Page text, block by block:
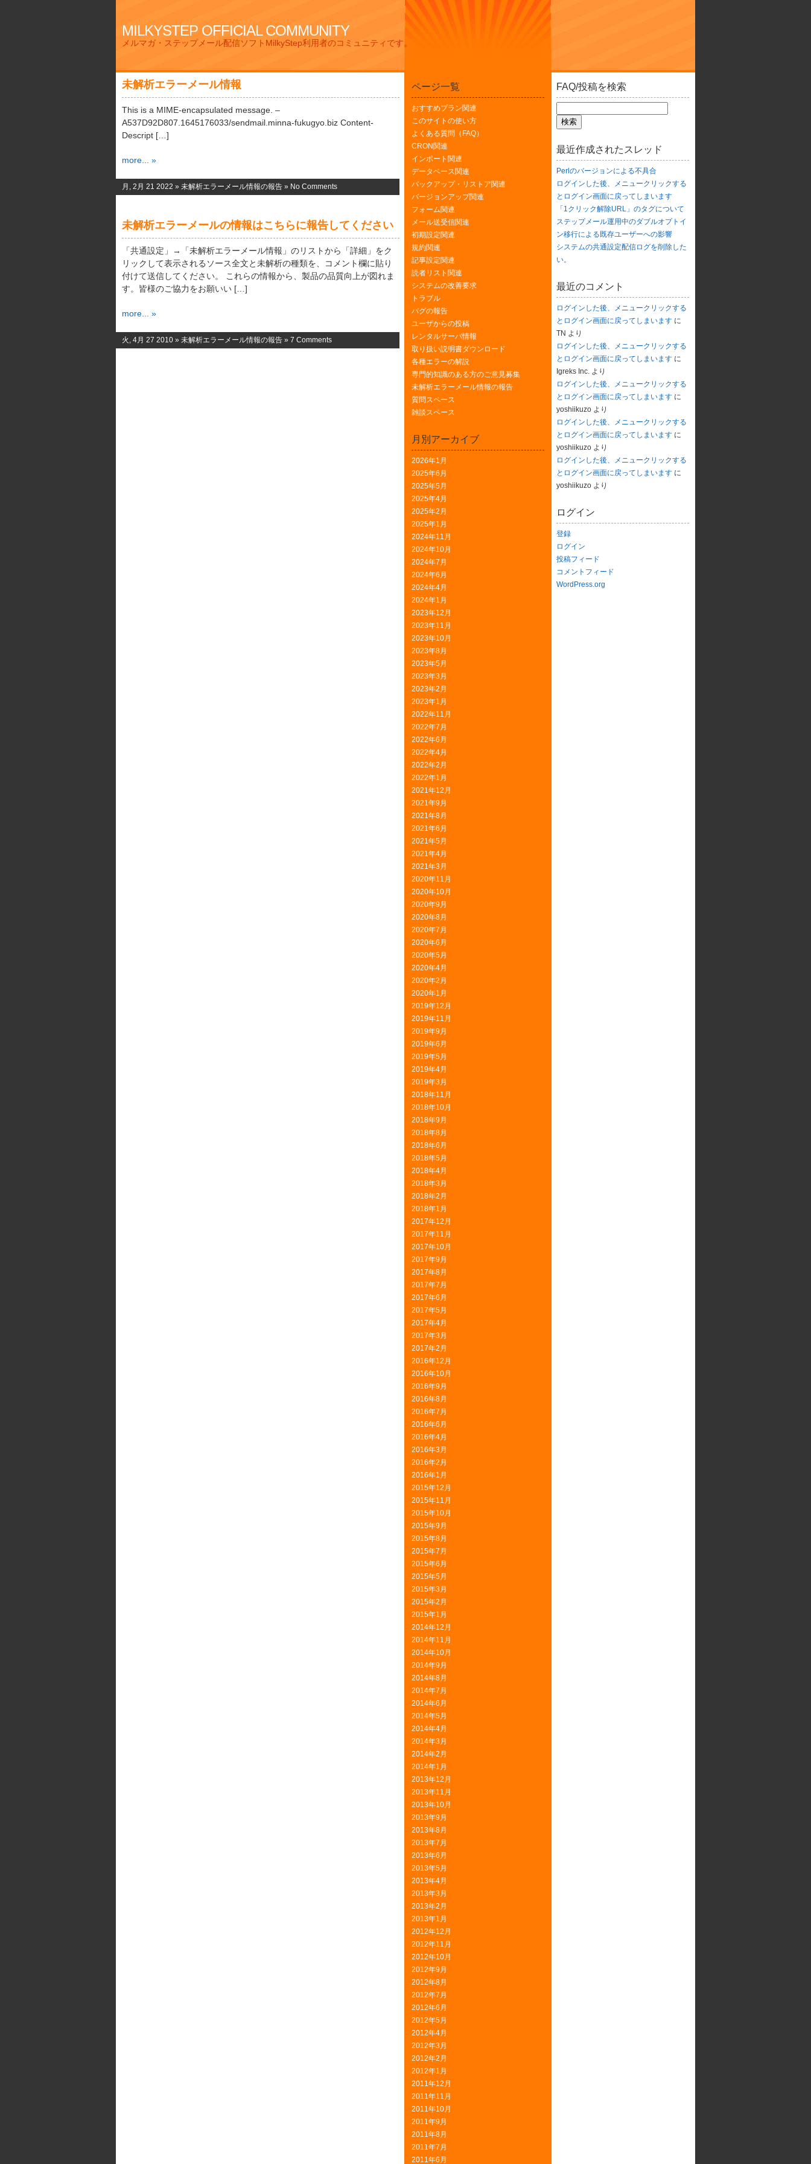
MILKYSTEP OFFICIAL COMMUNITY
メルマガ・ステップメール配信ソフトMilkyStep利用者のコミュニティです。
未解析エラーメール情報
This is a MIME-encapsulated message. –
A537D92D807.1645176033/sendmail.minna-fukugyo.biz Content-
Descript […]
more... »
月, 2月 21 2022 » 未解析エラーメール情報の報告 » No Comments
未解析エラーメールの情報はこちらに報告してください
「共通設定」→「未解析エラーメール情報」のリストから「詳細」をク
リックして表示されるソース全文と未解析の種類を、コメント欄に貼り
付けて送信してください。 これらの情報から、製品の品質向上が図れま
す。皆様のご協力をお願いい […]
more... »
火, 4月 27 2010 » 未解析エラーメール情報の報告 » 7 Comments
ページ一覧
おすすめプラン関連
このサイトの使い方
よくある質問（FAQ）
CRON関連
インポート関連
データベース関連
バックアップ・リストア関連
バージョンアップ関連
フォーム関連
メール送受信関連
初期設定関連
規約関連
記事設定関連
読者リスト関連
システムの改善要求
トラブル
バグの報告
ユーザからの投稿
レンタルサーバ情報
取り扱い説明書ダウンロード
各種エラーの解説
専門的知識のある方のご意見募集
未解析エラーメール情報の報告
質問スペース
雑談スペース
月別アーカイブ
2026年1月
2025年6月
2025年5月
2025年4月
2025年2月
2025年1月
2024年11月
2024年10月
2024年7月
2024年6月
2024年4月
2024年1月
2023年12月
2023年11月
2023年10月
2023年8月
2023年5月
2023年3月
2023年2月
2023年1月
2022年11月
2022年7月
2022年6月
2022年4月
2022年2月
2022年1月
2021年12月
2021年9月
2021年8月
2021年6月
2021年5月
2021年4月
2021年3月
2020年11月
2020年10月
2020年9月
2020年8月
2020年7月
2020年6月
2020年5月
2020年4月
2020年2月
2020年1月
2019年12月
2019年11月
2019年9月
2019年6月
2019年5月
2019年4月
2019年3月
2018年11月
2018年10月
2018年9月
2018年8月
2018年6月
2018年5月
2018年4月
2018年3月
2018年2月
2018年1月
2017年12月
2017年11月
2017年10月
2017年9月
2017年8月
2017年7月
2017年6月
2017年5月
2017年4月
2017年3月
2017年2月
2016年12月
2016年10月
2016年9月
2016年8月
2016年7月
2016年6月
2016年4月
2016年3月
2016年2月
2016年1月
2015年12月
2015年11月
2015年10月
2015年9月
2015年8月
2015年7月
2015年6月
2015年5月
2015年3月
2015年2月
2015年1月
2014年12月
2014年11月
2014年10月
2014年9月
2014年8月
2014年7月
2014年6月
2014年5月
2014年4月
2014年3月
2014年2月
2014年1月
2013年12月
2013年11月
2013年10月
2013年9月
2013年8月
2013年7月
2013年6月
2013年5月
2013年4月
2013年3月
2013年2月
2013年1月
2012年12月
2012年11月
2012年10月
2012年9月
2012年8月
2012年7月
2012年6月
2012年5月
2012年4月
2012年3月
2012年2月
2012年1月
2011年12月
2011年11月
2011年10月
2011年9月
2011年8月
2011年7月
2011年6月
FAQ/投稿を検索
最近作成されたスレッド
Perlのバージョンによる不具合
ログインした後、メニュークリックする
とログイン画面に戻ってしまいます
「1クリック解除URL」のタグについて
ステップメール運用中のダブルオプトイ
ン移行による既存ユーザーへの影響
システムの共通設定配信ログを削除した
い。
最近のコメント
ログインした後、メニュークリックする
とログイン画面に戻ってしまいます に
TN より
ログインした後、メニュークリックする
とログイン画面に戻ってしまいます に
Igreks Inc. より
ログインした後、メニュークリックする
とログイン画面に戻ってしまいます に
yoshiikuzo より
ログインした後、メニュークリックする
とログイン画面に戻ってしまいます に
yoshiikuzo より
ログインした後、メニュークリックする
とログイン画面に戻ってしまいます に
yoshiikuzo より
ログイン
登録
ログイン
投稿フィード
コメントフィード
WordPress.org